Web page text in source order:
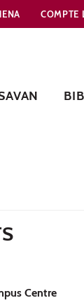
COMPTE
Centre